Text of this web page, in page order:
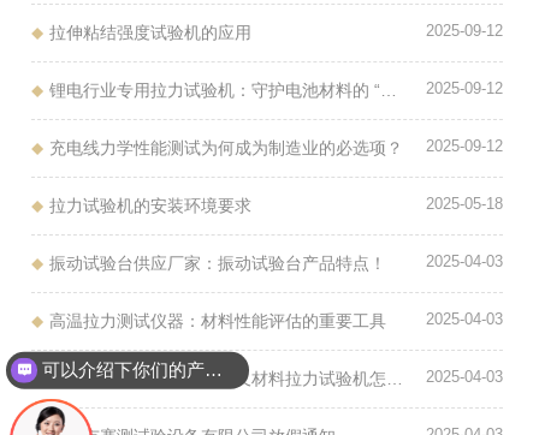
2025-09-12
拉伸粘结强度试验机的应用
2025-09-12
2025-09-12
充电线力学性能测试为何成为制造业的必选项？
2025-05-18
拉力试验机的安装环境要求
2025-04-03
振动试验台供应厂家：振动试验台产品特点！
2025-04-03
高温拉力测试仪器：材料性能评估的重要工具
2025-04-03
可以介绍下你们的产品么